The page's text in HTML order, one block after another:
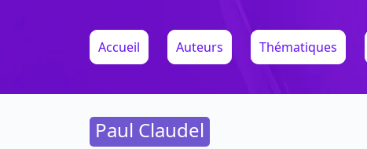
Accueil Auteurs Thématiques
Paul Claudel